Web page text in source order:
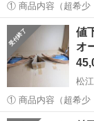
① 商品内容（超希少
モデリスタ フロント
ワイトパール 090
ているものは非常に
島根 松江市
モデリスタ
値
オ
松
① 商品内容（超希少
モデリスタ フロント
島根